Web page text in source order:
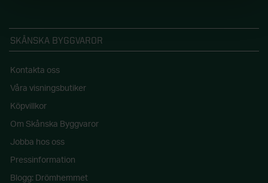
SKÅNSKA BYGGVAROR
Kontakta oss
Våra visningsbutiker
Köpvillkor
Om Skånska Byggvaror
Jobba hos oss
Pressinformation
Blogg: Drömhemmet